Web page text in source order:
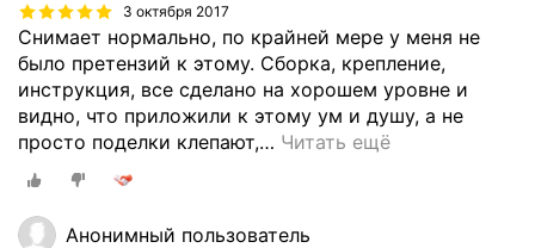
3 октября 2017
Снимает нормально, по крайней мере у меня не
было претензий к этому. Сборка, крепление,
инструкция, все сделано на хорошем уровне и
видно, что приложили к этому ум и душу, а не
просто поделки клепают,… Читать ещё
Анонимный пользователь